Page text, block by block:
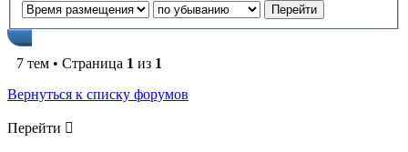
7 тем • Страница 1 из 1
Вернуться к списку форумов
Перейти